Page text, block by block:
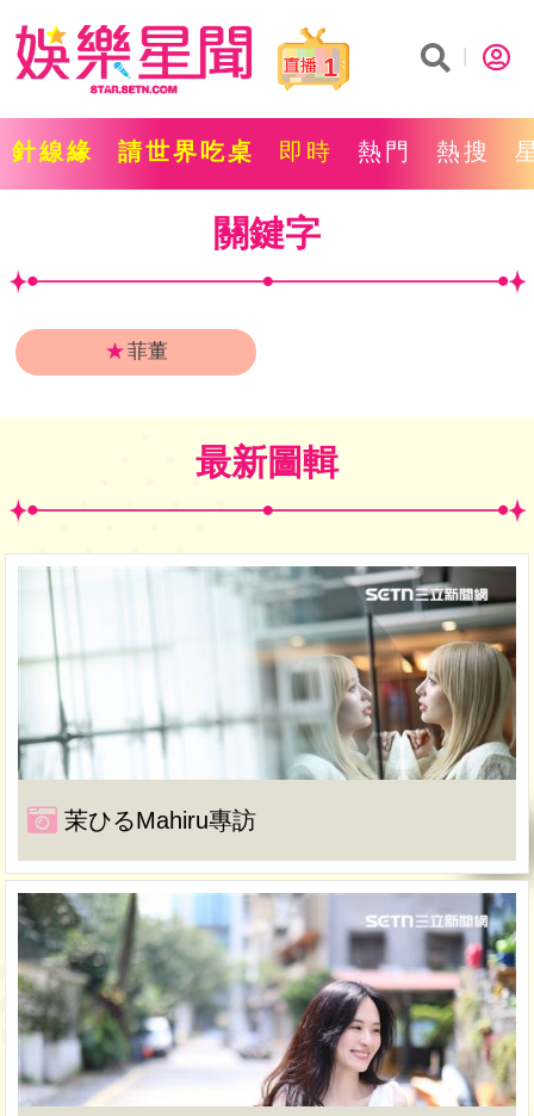
1
針線緣 請世界吃桌 即時 熱門 熱搜
關鍵字
★菲董
最新圖輯
茉ひるMahiru專訪